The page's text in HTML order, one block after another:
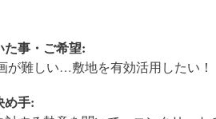
事・ご希望:
が難しい…敷地を有効活用したい！
め手: